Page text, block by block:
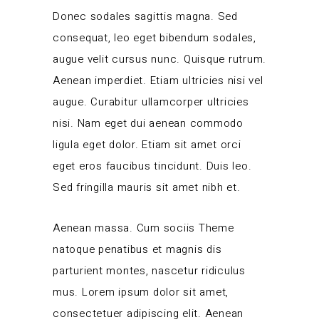
Donec sodales sagittis magna. Sed
consequat, leo eget bibendum sodales,
augue velit cursus nunc. Quisque rutrum.
Aenean imperdiet. Etiam ultricies nisi vel
augue. Curabitur ullamcorper ultricies
nisi. Nam eget dui aenean commodo
ligula eget dolor. Etiam sit amet orci
eget eros faucibus tincidunt. Duis leo.
Sed fringilla mauris sit amet nibh et.
Aenean massa. Cum sociis Theme
natoque penatibus et magnis dis
parturient montes, nascetur ridiculus
mus. Lorem ipsum dolor sit amet,
consectetuer adipiscing elit. Aenean